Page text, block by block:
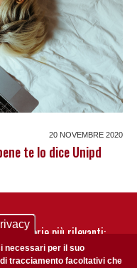
20 NOVEMBRE 2020
te lo dice Unipd
storie più rilevanti:
newsletter
necessari per il suo
tracciamento facoltativi che